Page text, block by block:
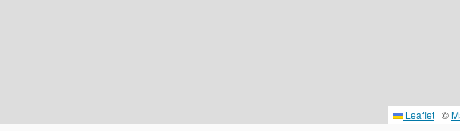
Leaflet | ©